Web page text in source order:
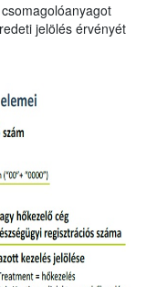
jelölés érvényét